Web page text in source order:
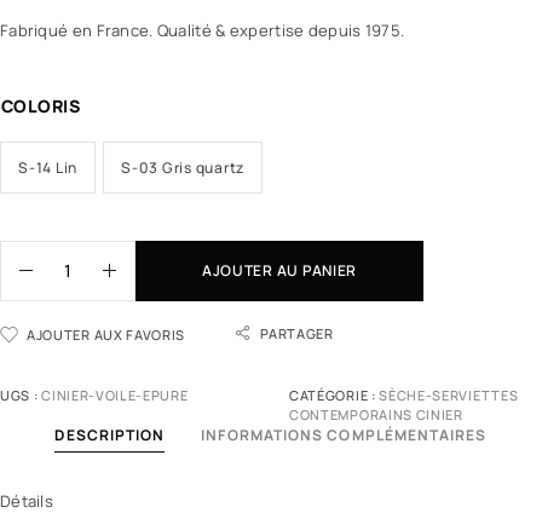
Fabriqué en France. Qualité & expertise depuis 1975.
COLORIS
S-14 Lin S-03 Gris quartz
AJOUTER AU PANIER
AJOUTER AUX FAVORIS PARTAGER
UGS :CINIER-VOILE-EPURE CATÉGORIE :SÈCHE-SERVIETTES
CONTEMPORAINS CINIER
DESCRIPTION INFORMATIONS COMPLÉMENTAIRES
Détails